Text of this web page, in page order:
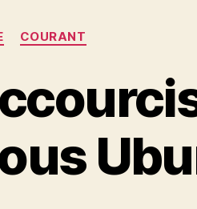
Catégories
COURANT